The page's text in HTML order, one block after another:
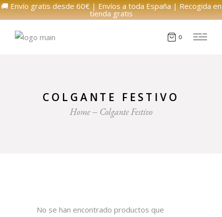
🚚 Envío gratis desde 60€ | Envíos a toda España | Recogida en
tienda gratis
0
COLGANTE FESTIVO
Home Colgante Festivo
No se han encontrado productos que